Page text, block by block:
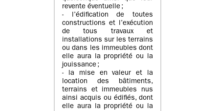
revente éventuelle ;
- l’édification de toutes
constructions et l’exécution
de tous travaux et
installations sur les terrains
ou dans les immeubles dont
elle aura la propriété ou la
jouissance ;
- la mise en valeur et la
location des bâtiments,
terrains et immeubles nus
ainsi acquis ou édifiés, dont
elle aura la propriété ou la